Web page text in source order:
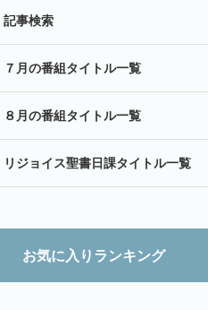
記事検索
７月の番組タイトル一覧
８月の番組タイトル一覧
リジョイス聖書日課タイトル一覧
お気に入りランキング